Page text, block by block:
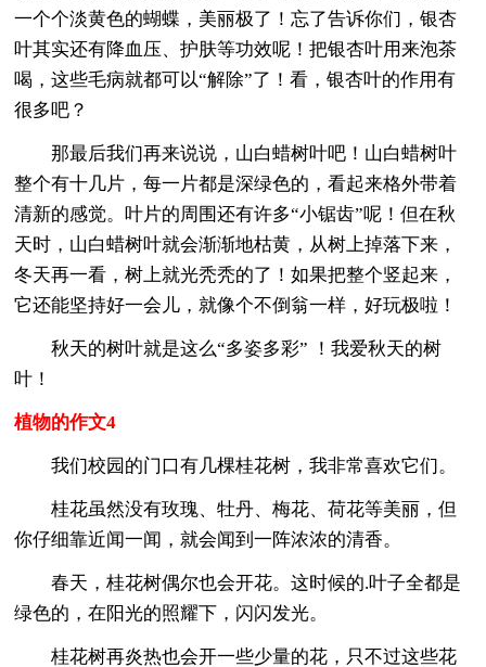
一个个淡黄色的蝴蝶，美丽极了！忘了告诉你们，银杏
叶其实还有降血压、护肤等功效呢！把银杏叶用来泡茶
喝，这些毛病就都可以“解除”了！看，银杏叶的作用有
很多吧？
那最后我们再来说说，山白蜡树叶吧！山白蜡树叶
整个有十几片，每一片都是深绿色的，看起来格外带着
清新的感觉。叶片的周围还有许多“小锯齿”呢！但在秋
天时，山白蜡树叶就会渐渐地枯黄，从树上掉落下来，
冬天再一看，树上就光秃秃的了！如果把整个竖起来，
它还能坚持好一会儿，就像个不倒翁一样，好玩极啦！
秋天的树叶就是这么“多姿多彩” ！我爱秋天的树
叶！
植物的作文4
我们校园的门口有几棵桂花树，我非常喜欢它们。
桂花虽然没有玫瑰、牡丹、梅花、荷花等美丽，但
你仔细靠近闻一闻，就会闻到一阵浓浓的清香。
春天，桂花树偶尔也会开花。这时候的.叶子全都是
绿色的，在阳光的照耀下，闪闪发光。
桂花树再炎热也会开一些少量的花，只不过这些花